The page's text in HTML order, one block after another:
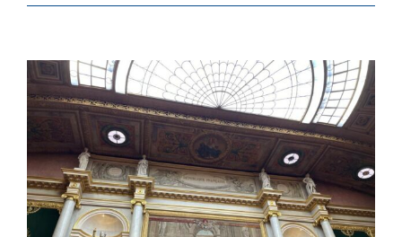
Voir
l'image
agrandie